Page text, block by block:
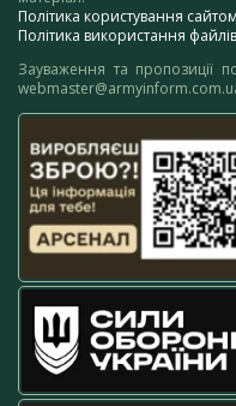
Політика користування
Політика використання
Зауваження та пропозиції